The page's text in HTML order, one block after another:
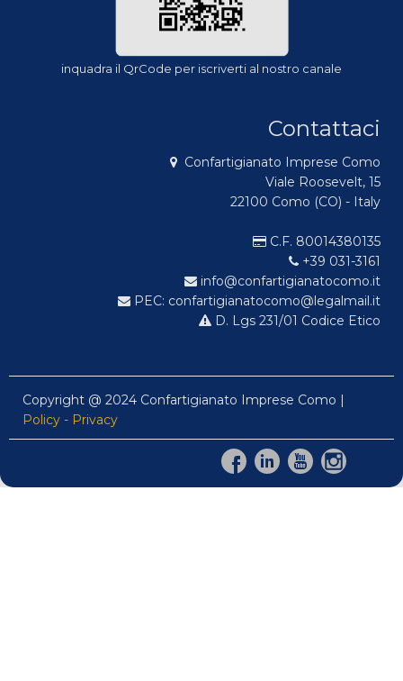
inquadra il QrCode per iscriverti al nostro canale
Contattaci
Confartigianato Imprese Como
Viale Roosevelt, 15
22100 Como (CO) - Italy
C.F. 80014380135
+39 031-3161
info@confartigianatocomo.it
PEC: confartigianatocomo@legalmail.it
D. Lgs 231/01 Codice Etico
Copyright @ 2024 Confartigianato Imprese Como |
Policy - Privacy